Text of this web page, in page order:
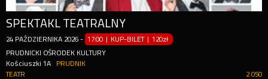
SPEKTAKL TEATRALNY
24 PAŹDZIERNIKA 2026 - 17:00 | KUP-BILET |120zł
PRUDNICKI OŚRODEK KULTURY
Kościuszki 1A
PRUDNIK
2 050
TEATR